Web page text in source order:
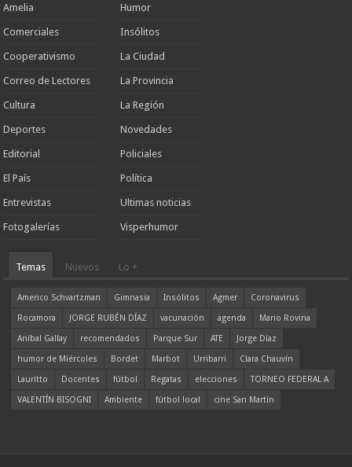
Amelia
Comerciales
Cooperativismo
Correo de Lectores
Cultura
Deportes
Editorial
El País
Entrevistas
Fotogalerías
Humor
Insólitos
La Ciudad
La Provincia
La Región
Novedades
Policiales
Política
Ultimas noticias
Visperhumor
Temas Nuevos Lo +
Americo Schvartzman Gimnasia Insólitos Agmer
Coronavirus
Rocamora
JORGE RUBÉN DÍAZ vacunación agenda
Mario Rovina
Aníbal Gallay
recomendados Parque Sur ATE
Jorge Díaz
humor de Miércoles
Bordet Marbot Urribarri
Clara Chauvín
Lauritto
Docentes fútbol Regatas elecciones
TORNEO FEDERAL A
VALENTÍN BISOGNI
Ambiente fútbol local cine San Martín